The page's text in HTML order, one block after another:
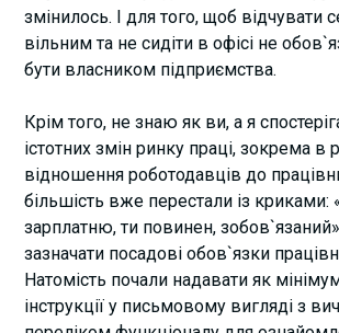
змінилось. І для того, щоб відчувати
вільним та не сидіти в офісі не
бути власником підприємства.
Крім того, не знаю як ви, а я
істотних змін ринку праці, зокрема в
відношення роботодавців до
більшість вже перестали із
зарплатню, ти повинен,
зазначати посадові обов`язки
Натомість почали надавати як
інструкції у письмовому вигляді з